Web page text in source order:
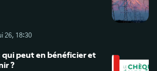
26, 18:30
qui peut en bénéficier et
?